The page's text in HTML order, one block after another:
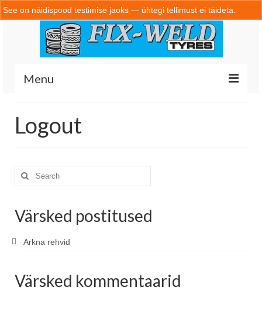
Menu
Kontakt
Logout
Search
for:
Värsked postitused
Arkna rehvid
Värsked kommentaarid
See on näidispood testimise jaoks — ühtegi tellimust ei täideta.